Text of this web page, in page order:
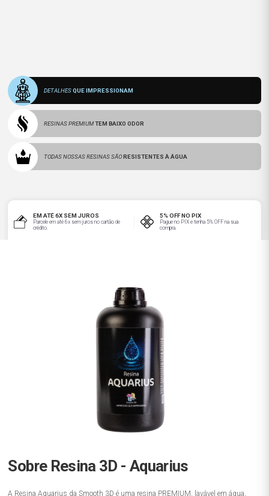
DETALHES QUE IMPRESSIONAM
RESINAS PREMIUM TEM BAIXO ODOR
TODAS NOSSAS RESINAS SÃO RESISTENTES À ÁGUA
EM ATÉ 6X SEM JUROS
Parcele em até 6x sem juros no cartão de
crédito.
5% OFF NO PIX
Pague no PIX e tenha 5% OFF na sua
compra.
Sobre Resina 3D - Aquarius
A Resina Aquarius da Smooth 3D é uma resina PREMIUM, lavável em água,